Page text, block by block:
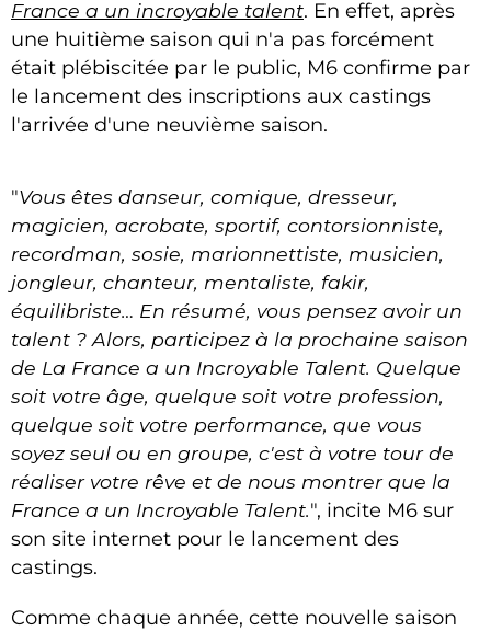
France a un incroyable talent. En effet, après
une huitième saison qui n'a pas forcément
était plébiscitée par le public, M6 confirme par
le lancement des inscriptions aux castings
l'arrivée d'une neuvième saison.
"Vous êtes danseur, comique, dresseur,
magicien, acrobate, sportif, contorsionniste,
recordman, sosie, marionnettiste, musicien,
jongleur, chanteur, mentaliste, fakir,
équilibriste… En résumé, vous pensez avoir un
talent ? Alors, participez à la prochaine saison
de La France a un Incroyable Talent. Quelque
soit votre âge, quelque soit votre profession,
quelque soit votre performance, que vous
soyez seul ou en groupe, c'est à votre tour de
réaliser votre rêve et de nous montrer que la
France a un Incroyable Talent.", incite M6 sur
son site internet pour le lancement des
castings.
Comme chaque année, cette nouvelle saison